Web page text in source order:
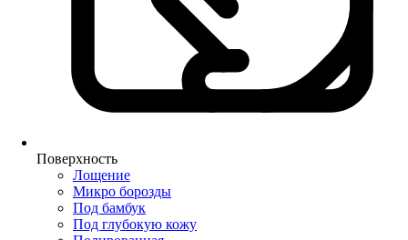
Поверхность
Лощение
Микро борозды
Под бамбук
Под глубокую кожу